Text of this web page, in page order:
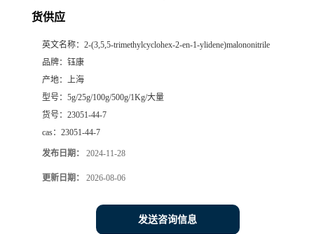
货供应
英文名称： 2-(3,5,5-trimethylcyclohex-2-en-1-ylidene)malononitrile
品牌： 钰康
产地： 上海
型号： 5g/25g/100g/500g/1Kg/大量
货号： 23051-44-7
cas： 23051-44-7
发布日期： 2024-11-28
更新日期： 2026-08-06
发送咨询信息